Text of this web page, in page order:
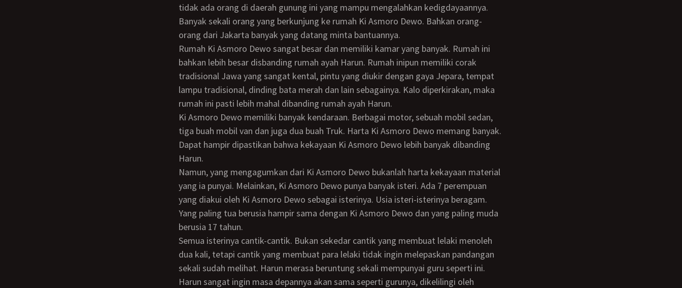
tidak ada orang di daerah gunung ini yang mampu mengalahkan kedigdayaannya.
Banyak sekali orang yang berkunjung ke rumah Ki Asmoro Dewo. Bahkan orang-
orang dari Jakarta banyak yang datang minta bantuannya.
Rumah Ki Asmoro Dewo sangat besar dan memiliki kamar yang banyak. Rumah ini
bahkan lebih besar disbanding rumah ayah Harun. Rumah inipun memiliki corak
tradisional Jawa yang sangat kental, pintu yang diukir dengan gaya Jepara, tempat
lampu tradisional, dinding bata merah dan lain sebagainya. Kalo diperkirakan, maka
rumah ini pasti lebih mahal dibanding rumah ayah Harun.
Ki Asmoro Dewo memiliki banyak kendaraan. Berbagai motor, sebuah mobil sedan,
tiga buah mobil van dan juga dua buah Truk. Harta Ki Asmoro Dewo memang banyak.
Dapat hampir dipastikan bahwa kekayaan Ki Asmoro Dewo lebih banyak dibanding
Harun.
Namun, yang mengagumkan dari Ki Asmoro Dewo bukanlah harta kekayaan material
yang ia punyai. Melainkan, Ki Asmoro Dewo punya banyak isteri. Ada 7 perempuan
yang diakui oleh Ki Asmoro Dewo sebagai isterinya. Usia isteri-isterinya beragam.
Yang paling tua berusia hampir sama dengan Ki Asmoro Dewo dan yang paling muda
berusia 17 tahun.
Semua isterinya cantik-cantik. Bukan sekedar cantik yang membuat lelaki menoleh
dua kali, tetapi cantik yang membuat para lelaki tidak ingin melepaskan pandangan
sekali sudah melihat. Harun merasa beruntung sekali mempunyai guru seperti ini.
Harun sangat ingin masa depannya akan sama seperti gurunya, dikelilingi oleh